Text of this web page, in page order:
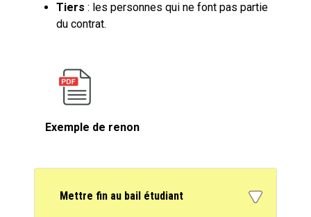
Tiers: les personnes qui ne font pas partie
du contrat.
Exemple de renon
Mettre fin au bail étudiant